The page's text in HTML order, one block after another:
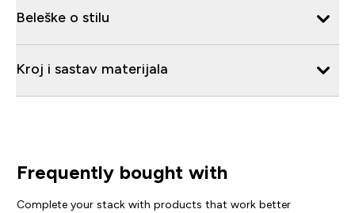
Beleške o stilu
Kroj i sastav materijala
Frequently bought with
Complete your stack with products that work better